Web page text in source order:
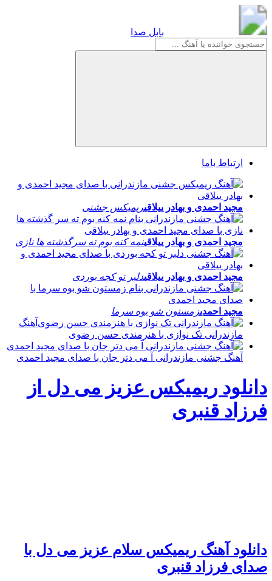
بابل صدا
ارتباط باما
مجید احمدی و بهادر ییلاقیریمیکس جشنی
مجید احمدی و بهادر ییلاقینمه کنه بوم ته سرگذشته ها نازی
مجید احمدی و بهادر ییلاقیدلبر تو کجه بوردی
مجید احمدیزمستون شو بوه سرما
آهنگ
مازندرانی تک نوازی با هنرمندی حسن رضوی
آهنگ جشنی مازندرانی آ می دتر جان با صدای مجید احمدی
دانلود ریمیکس عزیز می دل از
فرزاد قنبری
دانلود آهنگ ریمیکس سلام عزیز می دل با
صدای فرزاد قنبری